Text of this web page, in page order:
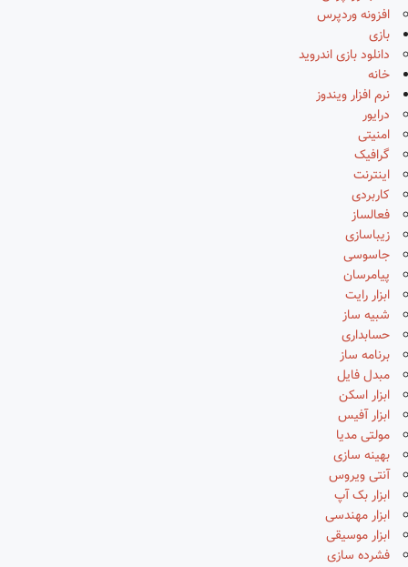
افزونه وردپرس
بازی
دانلود بازی اندروید
خانه
نرم افزار ویندوز
درایور
امنیتی
گرافیک
اینترنت
کاربردی
فعالساز
زیباسازی
جاسوسی
پیامرسان
ابزار رایت
شبیه ساز
حسابداری
برنامه ساز
مبدل فایل
ابزار اسکن
ابزار آفیس
مولتی مدیا
بهینه سازی
آنتی ویروس
ابزار بک آپ
ابزار مهندسی
ابزار موسیقی
فشرده سازی